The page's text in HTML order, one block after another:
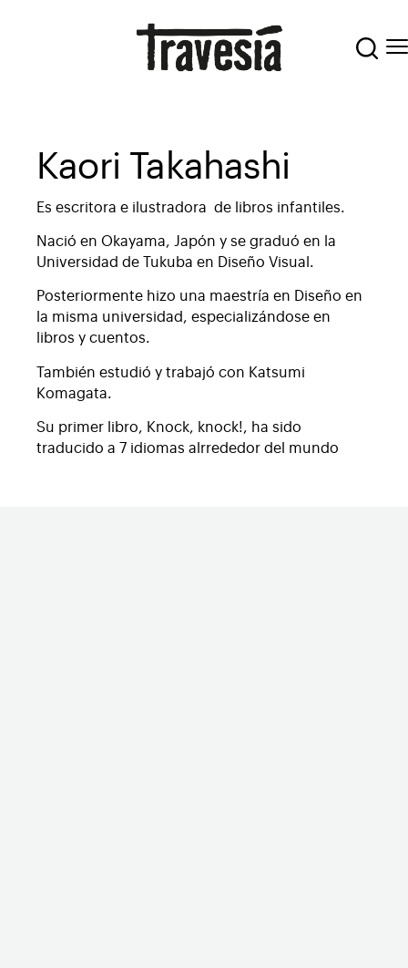
Kaori Takahashi
Es escritora e ilustradora de libros infantiles.
Nació en Okayama, Japón y se graduó en la
Universidad de Tukuba en Diseño Visual.
Posteriormente hizo una maestría en Diseño en
la misma universidad, especializándose en
libros y cuentos.
También estudió y trabajó con Katsumi
Komagata.
Su primer libro, Knock, knock!, ha sido
traducido a 7 idiomas alrrededor del mundo